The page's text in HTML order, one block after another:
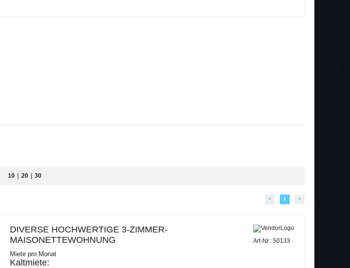
10 20 30
< 1 >
DIVERSE HOCHWERTIGE 3-ZIMMER-
MAISONETTEWOHNUNG
Miete pro Monat
Kaltmiete:
Art-Nr.: 50133